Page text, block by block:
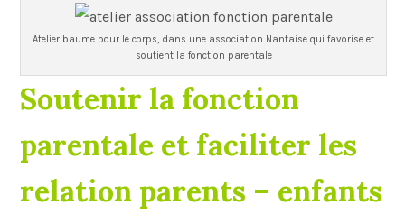
Atelier baume pour le corps, dans une association Nantaise qui favorise et
soutient la fonction parentale
Soutenir la fonction
parentale et faciliter les
relation parents – enfants